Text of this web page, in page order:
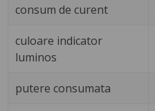
consum de curent
culoare indicator
luminos
putere consumata